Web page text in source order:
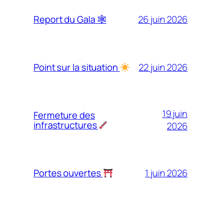
Report du Gala 🕸 26 juin 2026
Point sur la situation 22 juin 2026
Fermeture des
infrastructures
19 juin
2026
Portes ouvertes 1 juin 2026